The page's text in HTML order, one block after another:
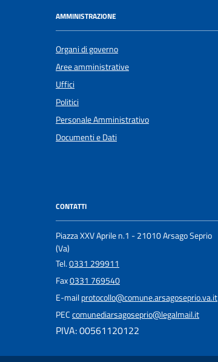
AMMINISTRAZIONE
Organi di governo
Aree amministrative
Uffici
Politici
Personale Amministrativo
Documenti e Dati
CONTATTI
Piazza XXV Aprile n.1 - 21010 Arsago Seprio
(Va)
Tel.0331 299911
Fax0331 769540
E-mailprotocollo@comune.arsagoseprio.va.it
PECcomunediarsagoseprio@legalmail.it
PIVA: 00561120122